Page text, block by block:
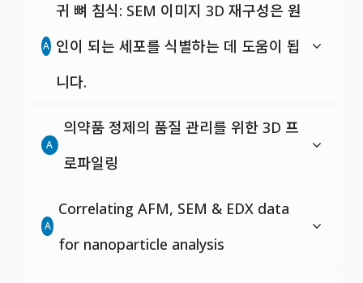
A
귀 뼈 침식: SEM 이미지 3D 재구성은 원
인이 되는 세포를 식별하는 데 도움이 됩
니다.
A
의약품 정제의 품질 관리를 위한 3D 프
로파일링
A
Correlating AFM, SEM & EDX data
for nanoparticle analysis